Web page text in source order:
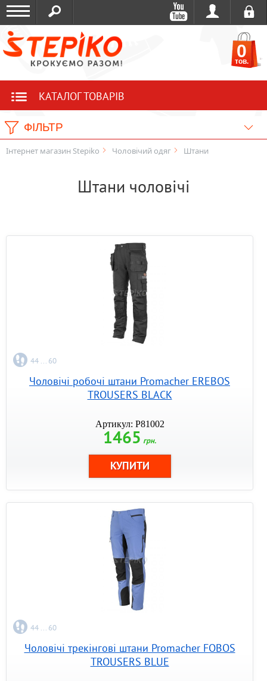
0
тов.
КАТАЛОГ ТОВАРІВ
ФІЛЬТР
Інтернет магазин Stepiko Чоловічий одяг Штани
Штани чоловічі
44 ... 60
Чоловічі робочі штани Promacher EREBOS
TROUSERS BLACK
Артикул: P81002
1465 грн.
44 ... 60
Чоловічі трекінгові штани Promacher FOBOS
TROUSERS BLUE